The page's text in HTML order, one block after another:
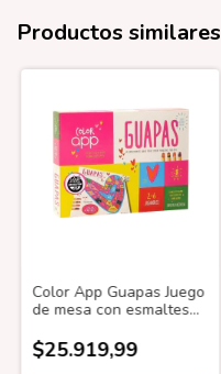
Productos similares
Color App Guapas Juego
de mesa con esmaltes
$25.919,99